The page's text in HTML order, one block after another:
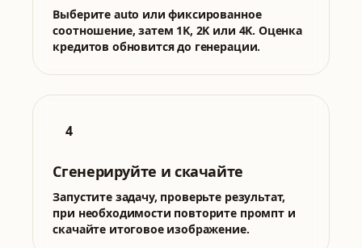
Выберите auto или фиксированное
соотношение, затем 1K, 2K или 4K. Оценка
кредитов обновится до генерации.
4
Сгенерируйте и скачайте
Запустите задачу, проверьте результат,
при необходимости повторите промпт и
скачайте итоговое изображение.